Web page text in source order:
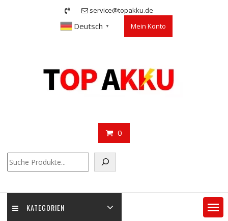
service@topakku.de
Deutsch ▼ Mein Konto
0
KATEGORIEN